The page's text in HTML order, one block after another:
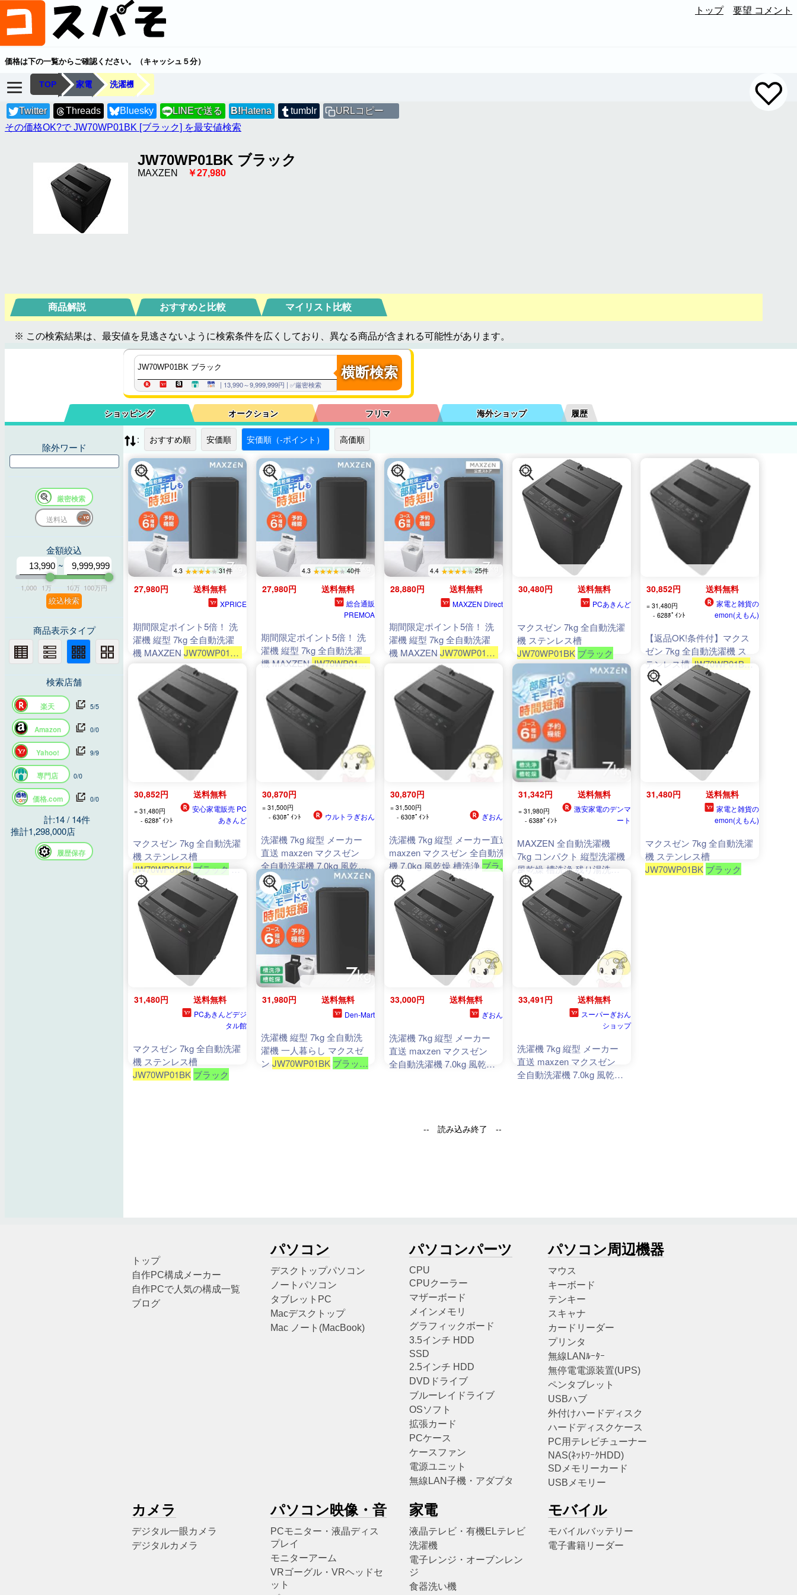
トップ 要望 コメント
価格は下の一覧からご確認ください。（キャッシュ５分）
TOP 家電 洗濯機
Twitter Threads Bluesky LINE LINEで送る B!Hatena tumblr
URLコピー
その価格OK?で JW70WP01BK [ブラック] を最安値検索
JW70WP01BK ブラック
MAXZEN ￥27,980
商品解説 おすすめと比較 マイリスト比較
※ この検索結果は、最安値を見逃さないように検索条件を広くしており、異なる商品が含まれる可能性があります。
トップ
自作PC構成メーカー
自作PCで人気の構成一覧
ブログ
パソコン
デスクトップパソコン
ノートパソコン
タブレットPC
Macデスクトップ
Mac ノート(MacBook)
パソコンパーツ
CPU
CPUクーラー
マザーボード
メインメモリ
グラフィックボード
3.5インチ HDD
SSD
2.5インチ HDD
DVDドライブ
ブルーレイドライブ
OSソフト
拡張カード
PCケース
ケースファン
電源ユニット
無線LAN子機・アダプタ
パソコン周辺機器
マウス
キーボード
テンキー
スキャナ
カードリーダー
プリンタ
無線LANﾙｰﾀｰ
無停電電源装置(UPS)
ペンタブレット
USBハブ
外付けハードディスク
ハードディスクケース
PC用テレビチューナー
NAS(ﾈｯﾄﾜｰｸHDD)
SDメモリーカード
USBメモリー
カメラ
デジタル一眼カメラ
デジタルカメラ
パソコン映像・音
PCモニター・液晶ディス
プレイ
モニターアーム
VRゴーグル・VRヘッドセ
ット
家電
液晶テレビ・有機ELテレビ
洗濯機
電子レンジ・オーブンレン
ジ
食器洗い機
モバイル
モバイルバッテリー
電子書籍リーダー